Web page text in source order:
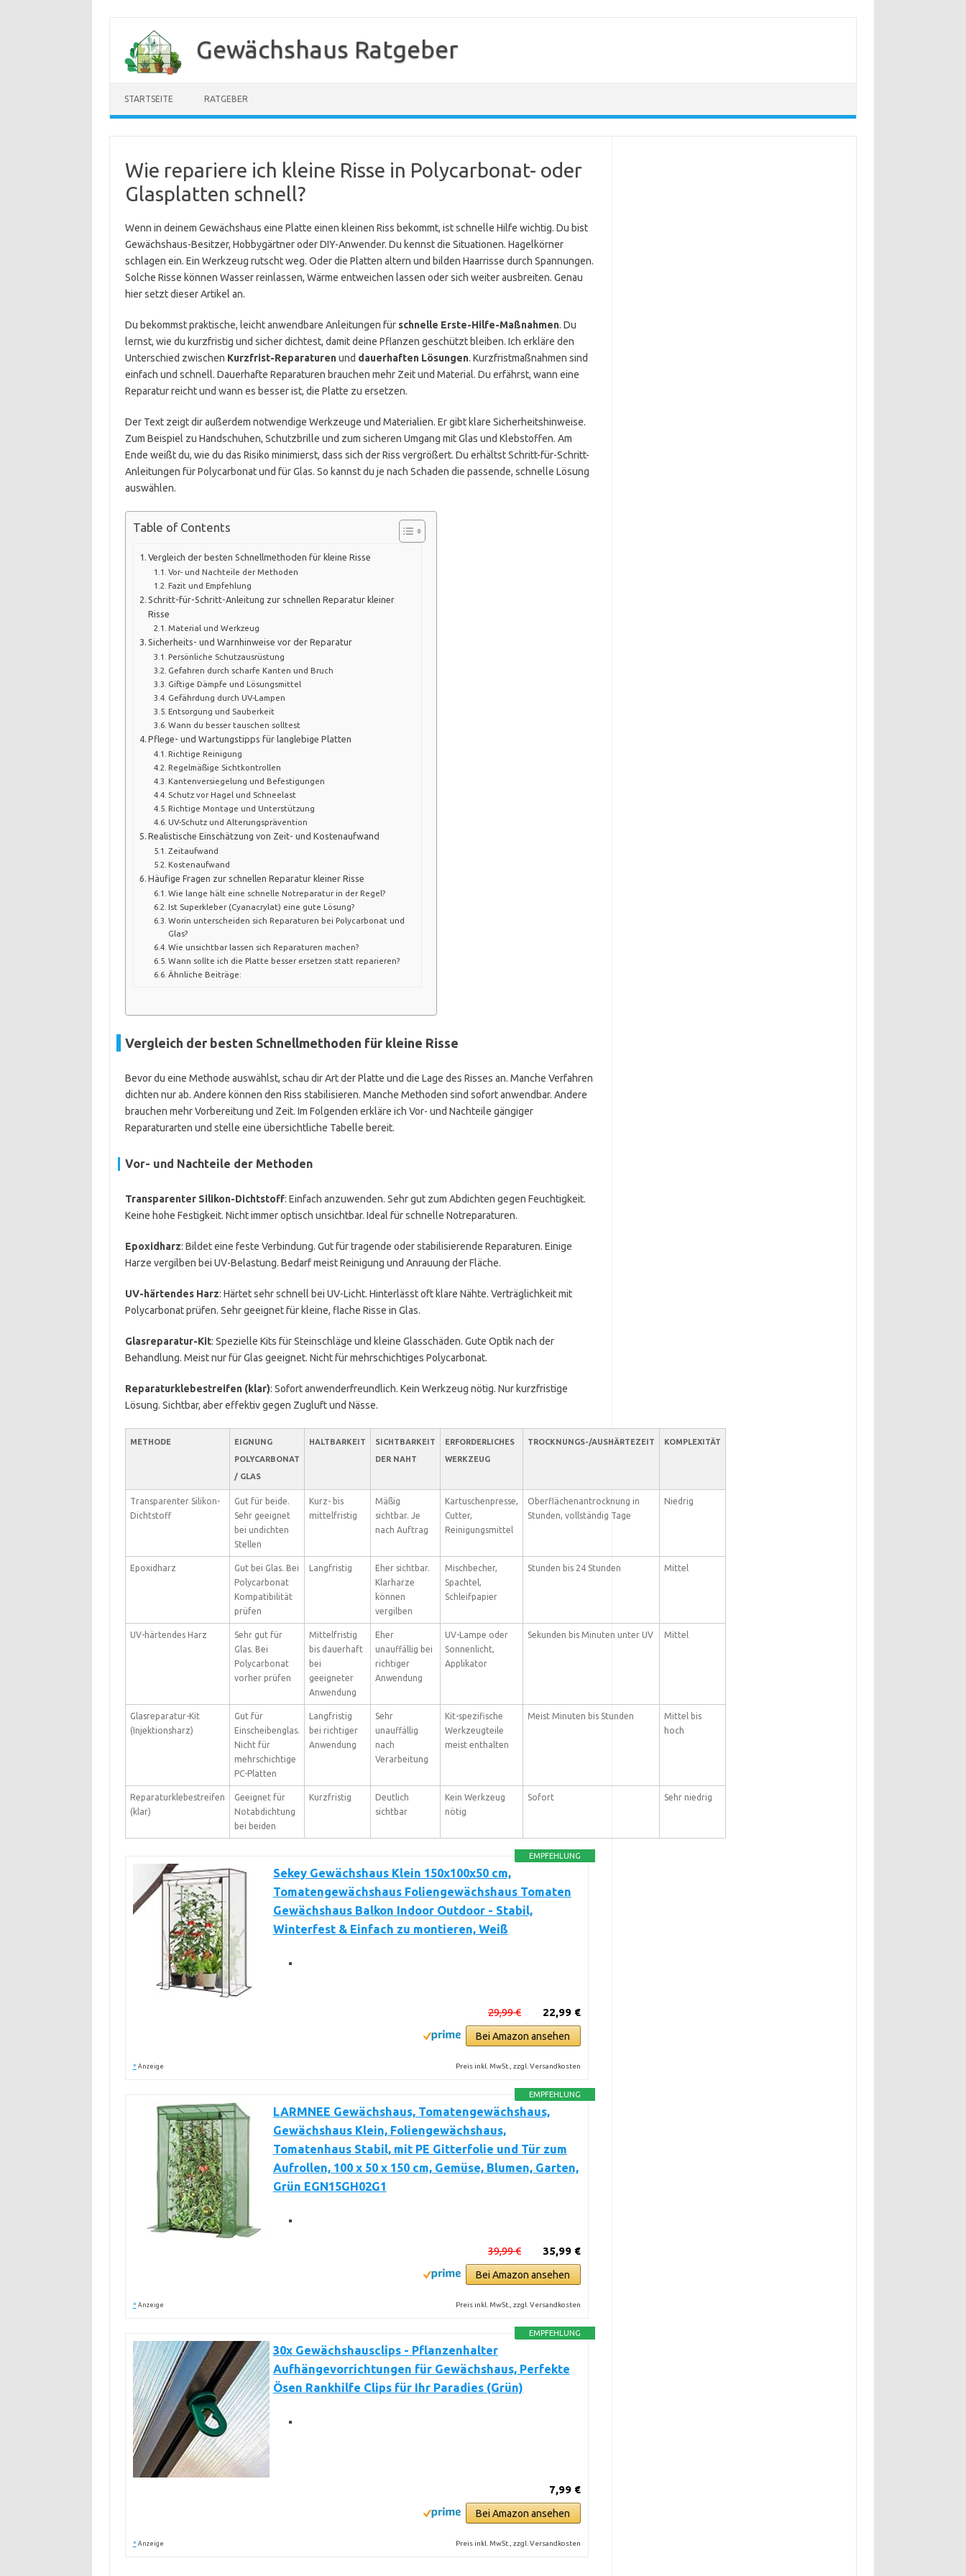
springen
Gewächshaus Ratgeber
STARTSEITE RATGEBER
Wie repariere ich kleine Risse in Polycarbonat- oder
Glasplatten schnell?
Wenn in deinem Gewächshaus eine Platte einen kleinen Riss bekommt, ist schnelle Hilfe wichtig. Du bist
Gewächshaus-Besitzer, Hobbygärtner oder DIY-Anwender. Du kennst die Situationen. Hagelkörner
schlagen ein. Ein Werkzeug rutscht weg. Oder die Platten altern und bilden Haarrisse durch Spannungen.
Solche Risse können Wasser reinlassen, Wärme entweichen lassen oder sich weiter ausbreiten. Genau
hier setzt dieser Artikel an.
Du bekommst praktische, leicht anwendbare Anleitungen für schnelle Erste-Hilfe-Maßnahmen. Du
lernst, wie du kurzfristig und sicher dichtest, damit deine Pflanzen geschützt bleiben. Ich erkläre den
Unterschied zwischen Kurzfrist-Reparaturenund dauerhaften Lösungen. Kurzfristmaßnahmen sind
einfach und schnell. Dauerhafte Reparaturen brauchen mehr Zeit und Material. Du erfährst, wann eine
Reparatur reicht und wann es besser ist, die Platte zu ersetzen.
Der Text zeigt dir außerdem notwendige Werkzeuge und Materialien. Er gibt klare Sicherheitshinweise.
Zum Beispiel zu Handschuhen, Schutzbrille und zum sicheren Umgang mit Glas und Klebstoffen. Am
Ende weißt du, wie du das Risiko minimierst, dass sich der Riss vergrößert. Du erhältst Schritt-für-Schritt-
Anleitungen für Polycarbonat und für Glas. So kannst du je nach Schaden die passende, schnelle Lösung
auswählen.
Table of Contents
Vergleich der besten Schnellmethoden für kleine Risse
Vor- und Nachteile der Methoden
Fazit und Empfehlung
Schritt-für-Schritt-Anleitung zur schnellen Reparatur kleiner
Risse
Material und Werkzeug
Sicherheits- und Warnhinweise vor der Reparatur
Persönliche Schutzausrüstung
Gefahren durch scharfe Kanten und Bruch
Giftige Dämpfe und Lösungsmittel
Gefährdung durch UV-Lampen
Entsorgung und Sauberkeit
Wann du besser tauschen solltest
Pflege- und Wartungstipps für langlebige Platten
Richtige Reinigung
Regelmäßige Sichtkontrollen
Kantenversiegelung und Befestigungen
Schutz vor Hagel und Schneelast
Richtige Montage und Unterstützung
UV-Schutz und Alterungsprävention
Realistische Einschätzung von Zeit- und Kostenaufwand
Zeitaufwand
Kostenaufwand
Häufige Fragen zur schnellen Reparatur kleiner Risse
Wie lange hält eine schnelle Notreparatur in der Regel?
Ist Superkleber (Cyanacrylat) eine gute Lösung?
Worin unterscheiden sich Reparaturen bei Polycarbonat und
Glas?
Wie unsichtbar lassen sich Reparaturen machen?
Wann sollte ich die Platte besser ersetzen statt reparieren?
Ähnliche Beiträge:
Vergleich der besten Schnellmethoden für kleine Risse
Bevor du eine Methode auswählst, schau dir Art der Platte und die Lage des Risses an. Manche Verfahren
dichten nur ab. Andere können den Riss stabilisieren. Manche Methoden sind sofort anwendbar. Andere
brauchen mehr Vorbereitung und Zeit. Im Folgenden erkläre ich Vor- und Nachteile gängiger
Reparaturarten und stelle eine übersichtliche Tabelle bereit.
Vor- und Nachteile der Methoden
Transparenter Silikon-Dichtstoff: Einfach anzuwenden. Sehr gut zum Abdichten gegen Feuchtigkeit.
Keine hohe Festigkeit. Nicht immer optisch unsichtbar. Ideal für schnelle Notreparaturen.
Epoxidharz: Bildet eine feste Verbindung. Gut für tragende oder stabilisierende Reparaturen. Einige
Harze vergilben bei UV-Belastung. Bedarf meist Reinigung und Anrauung der Fläche.
UV-härtendes Harz: Härtet sehr schnell bei UV-Licht. Hinterlässt oft klare Nähte. Verträglichkeit mit
Polycarbonat prüfen. Sehr geeignet für kleine, flache Risse in Glas.
Glasreparatur-Kit: Spezielle Kits für Steinschläge und kleine Glasschäden. Gute Optik nach der
Behandlung. Meist nur für Glas geeignet. Nicht für mehrschichtiges Polycarbonat.
Reparaturklebestreifen (klar): Sofort anwenderfreundlich. Kein Werkzeug nötig. Nur kurzfristige
Lösung. Sichtbar, aber effektiv gegen Zugluft und Nässe.
METHODE
EIGNUNG
POLYCARBONAT
/ GLAS
HALTBARKEIT
SICHTBARKEIT
DER NAHT
ERFORDERLICHES
WERKZEUG
TROCKNUNGS-/AUSHÄRTEZEIT KOMPLEXITÄT
Transparenter Silikon-
Dichtstoff
Gut für beide.
Sehr geeignet
bei undichten
Stellen
Kurz- bis
mittelfristig
Mäßig
sichtbar. Je
nach Auftrag
Kartuschenpresse,
Cutter,
Reinigungsmittel
Oberflächenantrocknung in
Stunden, vollständig Tage
Niedrig
Epoxidharz
Gut bei Glas. Bei
Polycarbonat
Kompatibilität
prüfen
Langfristig
Eher sichtbar.
Klarharze
können
vergilben
Mischbecher,
Spachtel,
Schleifpapier
Stunden bis 24 Stunden Mittel
UV-härtendes Harz
Sehr gut für
Glas. Bei
Polycarbonat
vorher prüfen
Mittelfristig
bis dauerhaft
bei
geeigneter
Anwendung
Eher
unauffällig bei
richtiger
Anwendung
UV-Lampe oder
Sonnenlicht,
Applikator
Sekunden bis Minuten unter UV Mittel
Glasreparatur-Kit
(Injektionsharz)
Gut für
Einscheibenglas.
Nicht für
mehrschichtige
PC-Platten
Langfristig
bei richtiger
Anwendung
Sehr
unauffällig
nach
Verarbeitung
Kit-spezifische
Werkzeugteile
meist enthalten
Meist Minuten bis Stunden
Mittel bis
hoch
Reparaturklebestreifen
(klar)
Geeignet für
Notabdichtung
bei beiden
Kurzfristig
Deutlich
sichtbar
Kein Werkzeug
nötig
Sofort Sehr niedrig
EMPFEHLUNG
Sekey Gewächshaus Klein 150x100x50 cm,
Tomatengewächshaus Foliengewächshaus Tomaten
Gewächshaus Balkon Indoor Outdoor - Stabil,
Winterfest & Einfach zu montieren, Weiß
22,99 €
29,99 €
Bei Amazon ansehen
* Anzeige Preis inkl. MwSt., zzgl. Versandkosten
EMPFEHLUNG
LARMNEE Gewächshaus, Tomatengewächshaus,
Gewächshaus Klein, Foliengewächshaus,
Tomatenhaus Stabil, mit PE Gitterfolie und Tür zum
Aufrollen, 100 x 50 x 150 cm, Gemüse, Blumen, Garten,
Grün EGN15GH02G1
35,99 €
39,99 €
Bei Amazon ansehen
* Anzeige Preis inkl. MwSt., zzgl. Versandkosten
EMPFEHLUNG
30x Gewächshausclips - Pflanzenhalter
Aufhängevorrichtungen für Gewächshaus, Perfekte
Ösen Rankhilfe Clips für Ihr Paradies (Grün)
7,99 €
Bei Amazon ansehen
* Anzeige Preis inkl. MwSt., zzgl. Versandkosten